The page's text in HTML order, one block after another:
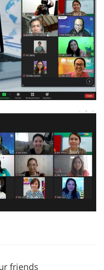
friends